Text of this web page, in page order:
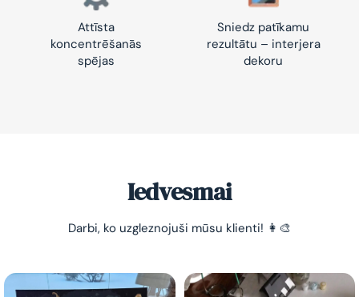
Attīsta
koncentrēšanās
spējas
Sniedz patīkamu
rezultātu – interjera
dekoru
Iedvesmai
Darbi, ko uzgleznojuši mūsu klienti! 👩‍🎨
-10% pirmajam pasūtījumam
GleznoPats.lvPrivātuma politika